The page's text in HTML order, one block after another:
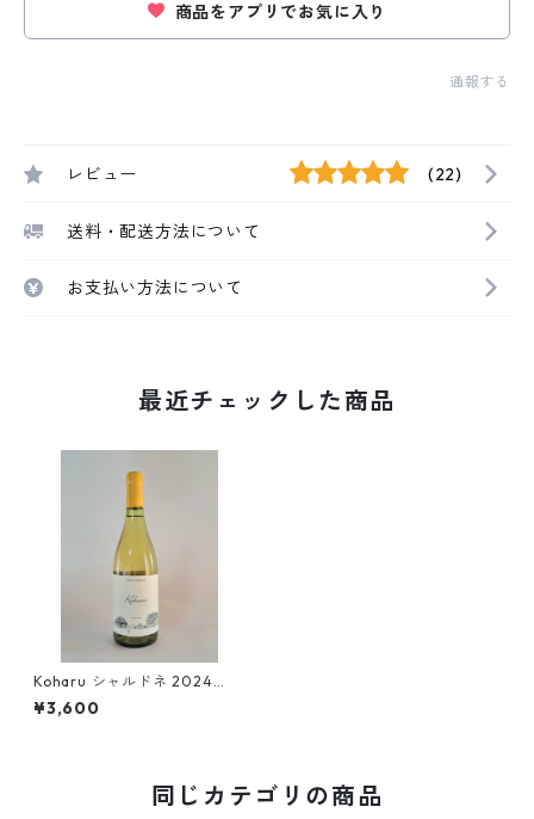
商品をアプリでお気に入り
通報する
レビュー (22)
送料・配送方法について
お支払い方法について
最近チェックした商品
Koharu シャルドネ 2024
（白）〔化粧箱入〕
¥3,600
同じカテゴリの商品